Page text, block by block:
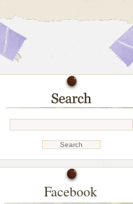
Facebook